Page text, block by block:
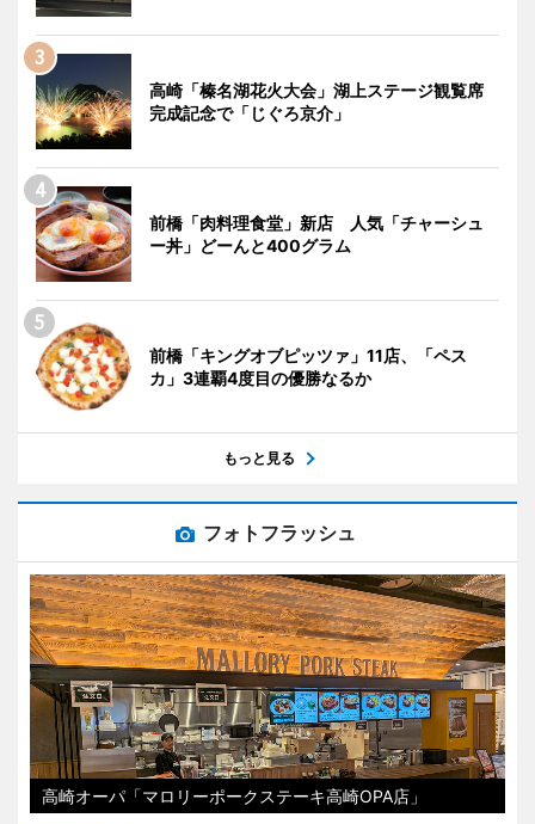
高崎「榛名湖花火大会」湖上ステージ観覧席
完成記念で「じぐろ京介」
前橋「肉料理食堂」新店 人気「チャーシュ
ー丼」どーんと400グラム
前橋「キングオブピッツァ」11店、「ペス
カ」3連覇4度目の優勝なるか
もっと見る
フォトフラッシュ
高崎オーパ「マロリーポークステーキ高崎OPA店」